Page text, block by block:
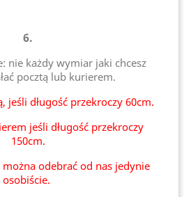
6.
nie każdy wymiar jaki chcesz
pocztą lub kurierem.
jeśli długość przekroczy 60cm.
jeśli długość przekroczy
150cm.
można odebrać od nas jedynie
osobiście.